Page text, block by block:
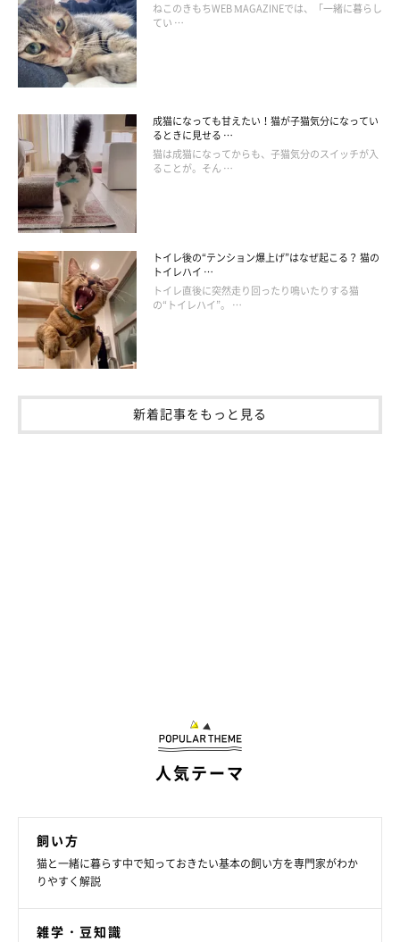
——飼い主さんは痛みのサインを見逃さないようにしたいです
ね。
獣医師：
「どのような痛みであっても、猫は自力で動物病院を受診できま
せんので、我慢するしかありません。
愛猫がいつもと違った行動をとったり、とりわけ静かであれば、
り食欲や元気がないといったことも、何かしらの痛みを我慢して
いることが考えられます」
る飼い主さんもいますが、それでは猫にずっと痛みを我慢させて
まずは重大な問題がないかどうか病院で診てもらって
老化であってもQOLを高めることもできると思います。そういっ
たケアは、猫の心の健康も守ることにつながります」
ねこのきもちWEB MAGAZINEでは、「一緒に暮らし
てい …
成猫になっても甘えたい！猫が子猫気分になってい
るときに見せる …
猫は成猫になってからも、子猫気分のスイッチが入
ることが。そん …
トイレ後の“テンション爆上げ”はなぜ起こる？ 猫の
トイレハイ …
トイレ直後に突然走り回ったり鳴いたりする猫
の“トイレハイ”。 …
新着記事をもっと見る
人気テーマ
飼い方
猫と一緒に暮らす中で知っておきたい基本の飼い方を専門家がわか
りやすく解説
雑学・豆知識